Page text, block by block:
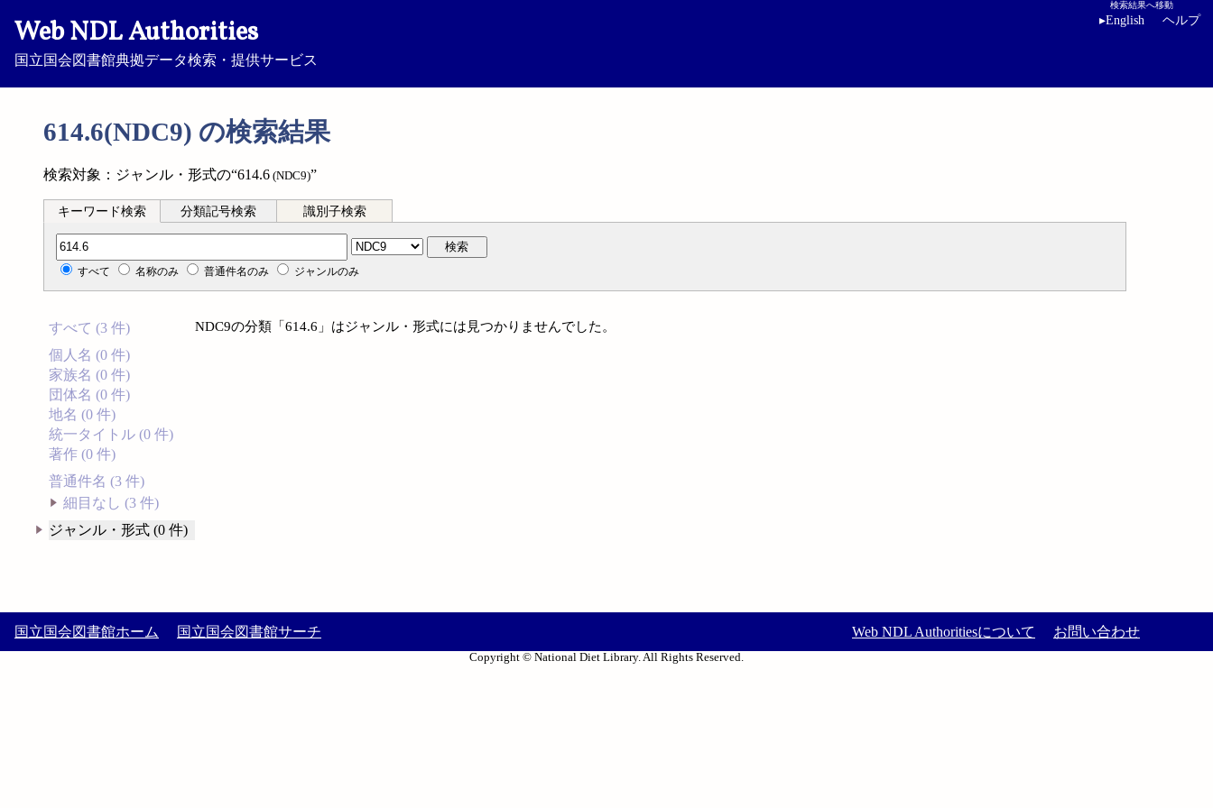
Web NDL Authorities
国立国会図書館典拠データ検索・提供サービス
検索結果へ移動
▸English ヘルプ
614.6(NDC9) の検索結果
検索対象：ジャンル・形式の“614.6 (NDC9)”
キーワード検索 分類記号検索 識別子検索
分類記号検索 検索
すべて 名称のみ 普通件名のみ ジャンルのみ
すべて (3 件)
個人名 (0 件)
家族名 (0 件)
団体名 (0 件)
地名 (0 件)
統一タイトル (0 件)
著作 (0 件)
普通件名 (3 件)
細目なし (3 件)
ジャンル・形式 (0 件)
NDC9の分類「614.6」はジャンル・形式には見つかりませんでした。
国立国会図書館ホーム 国立国会図書館サーチ Web NDL Authoritiesについて お問い合わせ
Copyright © National Diet Library. All Rights Reserved.